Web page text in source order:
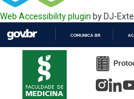
Web Accessibility plugin by DJ-
COMUNICA BR